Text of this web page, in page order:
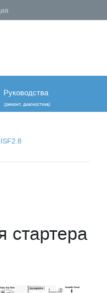
Руководства
(ремонт, диагностика)